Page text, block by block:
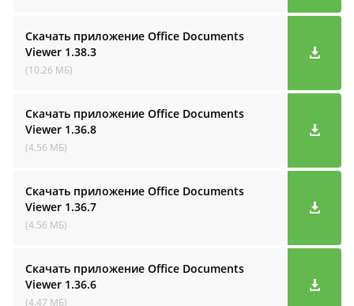
Скачать приложение Office Documents
Viewer 1.38.3
(10.26 МБ)
Скачать приложение Office Documents
Viewer 1.36.8
(4.56 МБ)
Скачать приложение Office Documents
Viewer 1.36.7
(4.56 МБ)
Скачать приложение Office Documents
Viewer 1.36.6
(4.47 МБ)